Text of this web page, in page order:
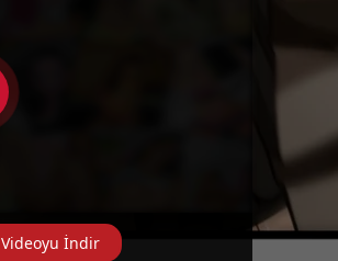
Videoyu İndir